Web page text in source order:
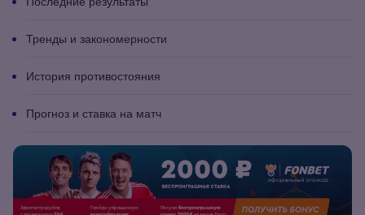
Тренды и закономерности
История противостояния
Прогноз и ставка на матч